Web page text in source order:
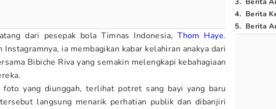
dari pesepak bola Timnas Indonesia,Thom Haye.
Instagramnya, ia membagikan kabar kelahiran anakya dari
Bibiche Riva yang semakin melengkapi kebahagiaan
foto yang diunggah, terlihat potret sang bayi yang baru
langsung menarik perhatian publik dan dibanjiri
4. Berita
5. Berita